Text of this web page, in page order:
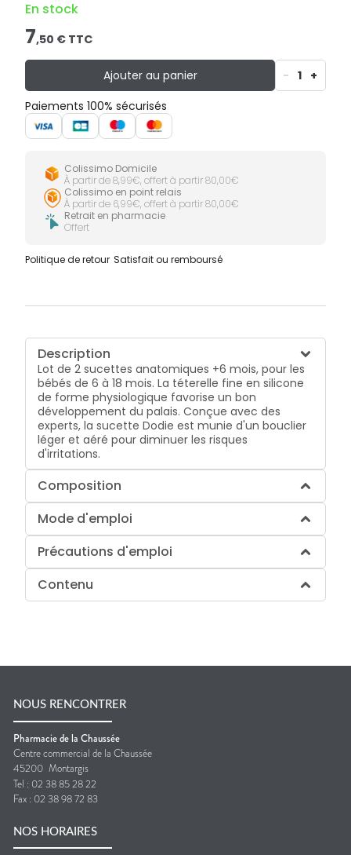
En stock
7,50 € TTC
Ajouter au panier - 1 +
Paiements 100% sécurisés
Colissimo Domicile
À partir de 8,99€, offert à partir 80,00€
Colissimo en point relais
À partir de 6,99€, offert à partir 80,00€
Retrait en pharmacie
Offert
Politique de retour Satisfait ou remboursé
Description
Lot de 2 sucettes anatomiques +6 mois, pour les
bébés de 6 à 18 mois. La téterelle fine en silicone
de forme physiologique favorise un bon
développement du palais. Conçue avec des
experts, la sucette Dodie est munie d'un bouclier
léger et aéré pour diminuer les risques
d'irritations.
Composition
Mode d'emploi
Précautions d'emploi
Contenu
NOUS RENCONTRER
Pharmacie de la Chaussée
Centre commercial de la Chaussée
45200 Montargis
Tel : 02 38 85 28 22
Fax : 02 38 98 72 83
NOS HORAIRES